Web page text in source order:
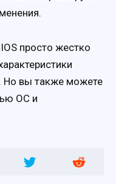
просто жестко
Но вы также можете
OC и